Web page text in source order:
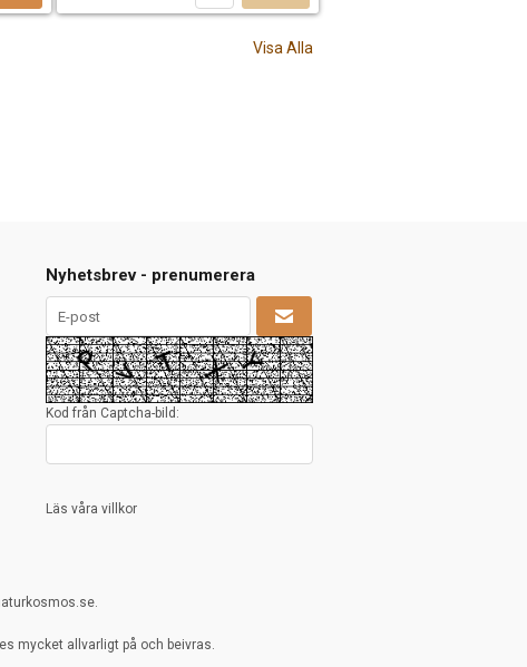
Visa Alla
Nyhetsbrev - prenumerera
Kod från Captcha-bild:
Läs våra villkor
mycket allvarligt på och beivras.